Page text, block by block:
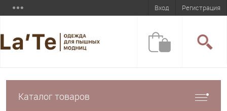
Вход Регистрация
Каталог товаров